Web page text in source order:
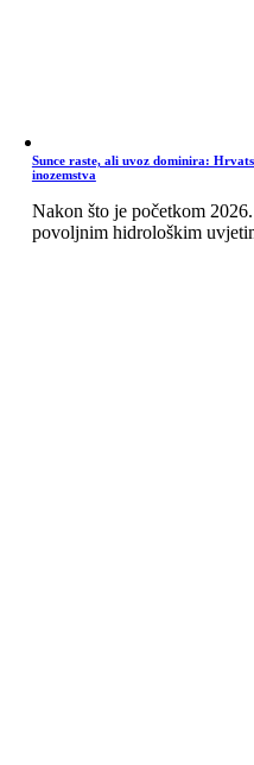
Sunce raste, ali uvoz dominira:
inozemstva
Nakon što je početkom
povoljnim hidrološkim